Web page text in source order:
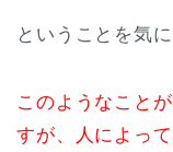
ということを気
このようなこと
すが、人によっ